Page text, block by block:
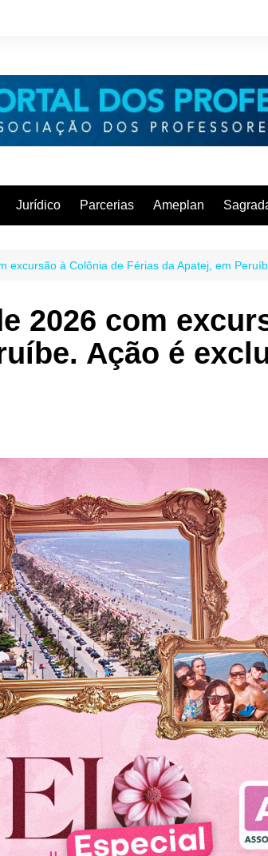
Jurídico Parcerias Ameplan
excursão à Colônia de Férias da Apatej, em
2026 com
Ação é